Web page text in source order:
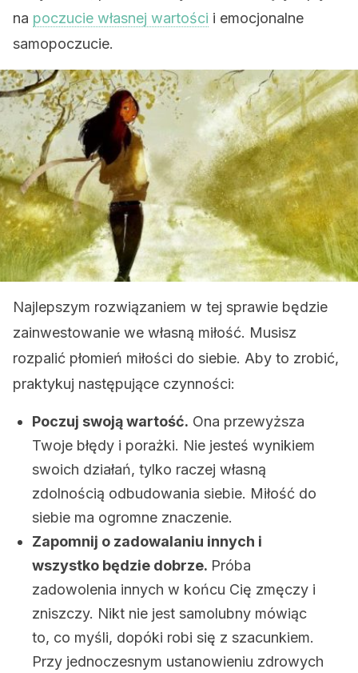
na poczucie własnej wartości i emocjonalne
samopoczucie.
Najlepszym rozwiązaniem w tej sprawie będzie
zainwestowanie we własną miłość. Musisz
rozpalić płomień miłości do siebie. Aby to zrobić,
praktykuj następujące czynności:
Poczuj swoją wartość. Ona przewyższa
Twoje błędy i porażki. Nie jesteś wynikiem
swoich działań, tylko raczej własną
zdolnością odbudowania siebie. Miłość do
siebie ma ogromne znaczenie.
Zapomnij o zadowalaniu innych i
wszystko będzie dobrze. Próba
zadowolenia innych w końcu Cię zmęczy i
zniszczy. Nikt nie jest samolubny mówiąc
to, co myśli, dopóki robi się z szacunkiem.
Przy jednoczesnym ustanowieniu zdrowych